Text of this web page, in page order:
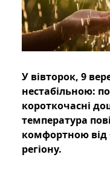
У вівторок, 9
нестабільною:
короткочасні
температура
комфортною від
регіону.